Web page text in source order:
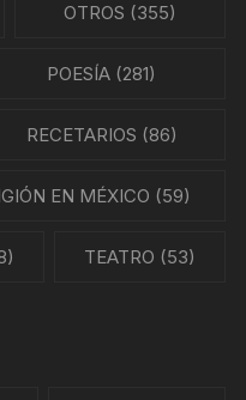
OTROS (355)
POESÍA (281)
RECETARIOS (86)
EN MÉXICO (59)
TEATRO (53)